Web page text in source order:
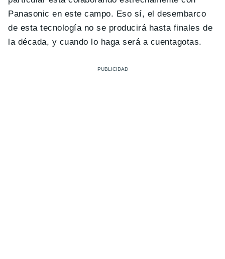
Panasonic en este campo. Eso sí, el desembarco
de esta tecnología no se producirá hasta finales de
la década, y cuando lo haga será a cuentagotas.